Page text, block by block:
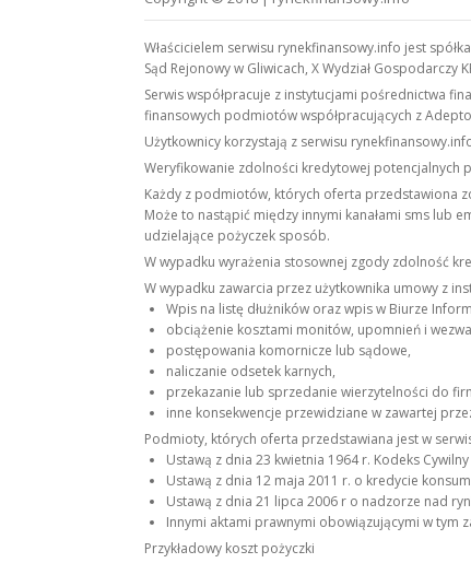
Właścicielem serwisu rynekfinansowy.info jest
Sąd Rejonowy w Gliwicach, X Wydział Gospodarczy
Serwis współpracuje z instytucjami pośrednictwa
finansowych podmiotów współpracujących z
Użytkownicy korzystają z serwisu
Weryfikowanie zdolności kredytowej potencjalnych
Każdy z podmiotów, których oferta przedstawiona
Może to nastąpić między innymi kanałami sms lub
udzielające pożyczek sposób.
W wypadku wyrażenia stosownej zgody zdolność
W wypadku zawarcia przez użytkownika umowy z
Wpis na listę dłużników oraz wpis w Biurze
obciążenie kosztami monitów, upomnień i
postępowania komornicze lub sądowe,
naliczanie odsetek karnych,
przekazanie lub sprzedanie wierzytelności do
inne konsekwencje przewidziane w zawartej
Podmioty, których oferta przedstawiana jest w
Ustawą z dnia 23 kwietnia 1964 r. Kodeks Cywilny
Ustawą z dnia 12 maja 2011 r. o kredycie
Ustawą z dnia 21 lipca 2006 r o nadzorze nad
Innymi aktami prawnymi obowiązującymi w tym
Przykładowy koszt pożyczki